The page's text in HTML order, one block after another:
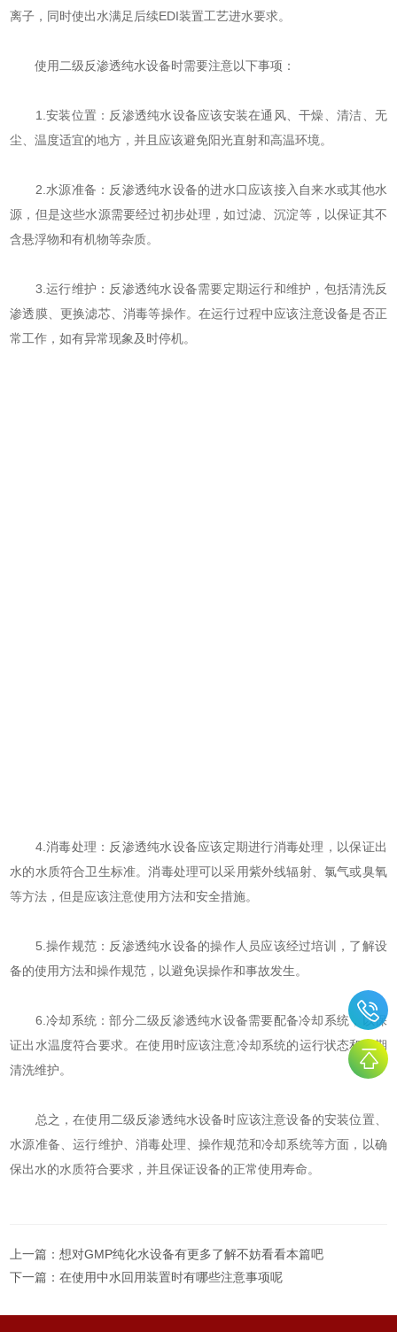
离子，同时使出水满足后续EDI装置工艺进水要求。
使用二级反渗透纯水设备时需要注意以下事项：
1.安装位置：反渗透纯水设备应该安装在通风、干燥、清洁、无
尘、温度适宜的地方，并且应该避免阳光直射和高温环境。
2.水源准备：反渗透纯水设备的进水口应该接入自来水或其他水
源，但是这些水源需要经过初步处理，如过滤、沉淀等，以保证其不
含悬浮物和有机物等杂质。
3.运行维护：反渗透纯水设备需要定期运行和维护，包括清洗反
渗透膜、更换滤芯、消毒等操作。在运行过程中应该注意设备是否正
常工作，如有异常现象及时停机。
4.消毒处理：反渗透纯水设备应该定期进行消毒处理，以保证出
水的水质符合卫生标准。消毒处理可以采用紫外线辐射、氯气或臭氧
等方法，但是应该注意使用方法和安全措施。
5.操作规范：反渗透纯水设备的操作人员应该经过培训，了解设
备的使用方法和操作规范，以避免误操作和事故发生。
6.冷却系统：部分二级反渗透纯水设备需要配备冷却系统，以保
证出水温度符合要求。在使用时应该注意冷却系统的运行状态和定期
清洗维护。
总之，在使用二级反渗透纯水设备时应该注意设备的安装位置、
水源准备、运行维护、消毒处理、操作规范和冷却系统等方面，以确
保出水的水质符合要求，并且保证设备的正常使用寿命。
上一篇：想对GMP纯化水设备有更多了解不妨看看本篇吧
下一篇：在使用中水回用装置时有哪些注意事项呢